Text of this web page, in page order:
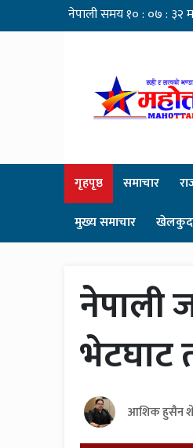
गृहपृष्ठ समाचार
मुख्य समाचार
खेलकुद
नेपाली
भेटघाट
आशिक हुसैन